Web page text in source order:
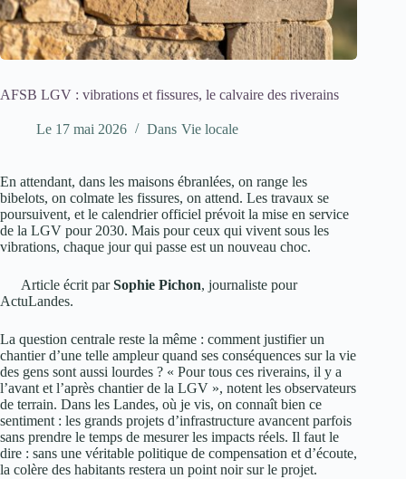
AFSB LGV : vibrations et fissures, le calvaire des riverains
Le 17 mai 2026 Dans Vie locale
En attendant, dans les maisons ébranlées, on range les
bibelots, on colmate les fissures, on attend. Les travaux se
poursuivent, et le calendrier officiel prévoit la mise en service
de la LGV pour 2030. Mais pour ceux qui vivent sous les
vibrations, chaque jour qui passe est un nouveau choc.
Article écrit parSophie Pichon, journaliste pour
ActuLandes.
La question centrale reste la même : comment justifier un
chantier d’une telle ampleur quand ses conséquences sur la vie
des gens sont aussi lourdes ? « Pour tous ces riverains, il y a
l’avant et l’après chantier de la LGV », notent les observateurs
de terrain. Dans les Landes, où je vis, on connaît bien ce
sentiment : les grands projets d’infrastructure avancent parfois
sans prendre le temps de mesurer les impacts réels. Il faut le
dire : sans une véritable politique de compensation et d’écoute,
la colère des habitants restera un point noir sur le projet.